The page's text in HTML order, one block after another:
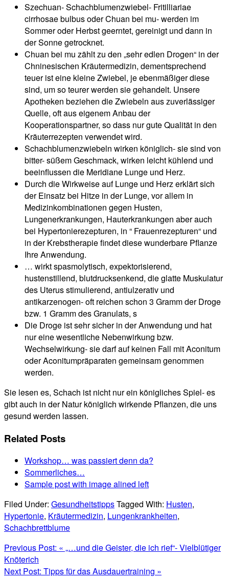
Szechuan- Schachblumenzwiebel- Fritilliariae
cirrhosae bulbus oder Chuan bei mu- werden im
Sommer oder Herbst geerntet, gereinigt und dann in
der Sonne getrocknet.
Chuan bei mu zählt zu den „sehr edlen Drogen“ in der
Chninesischen Kräutermedizin, dementsprechend
teuer ist eine kleine Zwiebel, je ebenmäßiger diese
sind, um so teurer werden sie gehandelt. Unsere
Apotheken beziehen die Zwiebeln aus zuverlässiger
Quelle, oft aus eigenem Anbau der
Kooperationspartner, so dass nur gute Qualität in den
Kräuterrezepten verwendet wird.
Schachblumenzwiebeln wirken königlich- sie sind von
bitter- süßem Geschmack, wirken leicht kühlend und
beeinflussen die Meridiane Lunge und Herz.
Durch die Wirkweise auf Lunge und Herz erklärt sich
der Einsatz bei Hitze in der Lunge, vor allem in
Medizinkombinationen gegen Husten,
Lungenerkrankungen, Hauterkrankungen aber auch
bei Hypertonierezepturen, in “ Frauenrezepturen“ und
in der Krebstherapie findet diese wunderbare Pflanze
Ihre Anwendung.
… wirkt spasmolytisch, expektorisierend,
hustenstillend, blutdrucksenkend, die glatte Muskulatur
des Uterus stimulierend, antiulzerativ und
antikarzenogen- oft reichen schon 3 Gramm der Droge
bzw. 1 Gramm des Granulats, s
Die Droge ist sehr sicher in der Anwendung und hat
nur eine wesentliche Nebenwirkung bzw.
Wechselwirkung- sie darf auf keinen Fall mit Aconitum
oder Aconitumpräparaten gemeinsam genommen
werden.
Sie lesen es, Schach ist nicht nur ein königliches Spiel- es
gibt auch in der Natur königlich wirkende Pflanzen, die uns
gesund werden lassen.
Related Posts
Workshop… was passiert denn da?
Sommerliches…
Sample post with image alined left
Filed Under: GesundheitstippsTagged With: Husten,
Hypertonie, Kräutermedizin, Lungenkrankheiten,
Schachbrettblume
Previous Post: « „…und die Geister, die ich rief“- Vielblütiger
Knöterich
Next Post: Tipps für das Ausdauertraining »